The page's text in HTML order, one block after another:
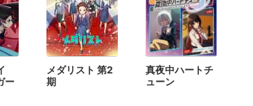
ー
メダリスト 第2
期
真夜中ハートチ
ューン